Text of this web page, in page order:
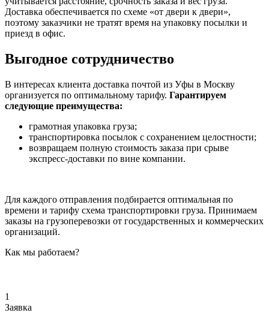
Доставка обеспечивается по схеме «от двери к двери»,
поэтому заказчики не тратят время на упаковку посылки и
приезд в офис.
Выгодное сотрудничество
В интересах клиента доставка почтой из Уфы в Москву
организуется по оптимальному тарифу. Гарантируем
следующие преимущества:
грамотная упаковка груза;
транспортировка посылок с сохранением целостности;
возвращаем полную стоимость заказа при срыве
экспресс-доставки по вине компании.
Для каждого отправления подбирается оптимальная по
времени и тарифу схема транспортировки груза. Принимаем
заказы на грузоперевозки от государственных и коммерческих
организаций.
Как мы работаем?
1
Заявка